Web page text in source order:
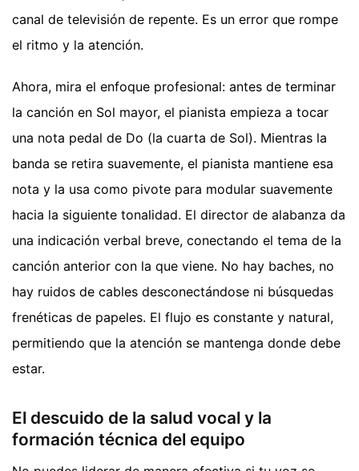
canal de televisión de repente. Es un error que rompe
el ritmo y la atención.
Ahora, mira el enfoque profesional: antes de terminar
la canción en Sol mayor, el pianista empieza a tocar
una nota pedal de Do (la cuarta de Sol). Mientras la
banda se retira suavemente, el pianista mantiene esa
nota y la usa como pivote para modular suavemente
hacia la siguiente tonalidad. El director de alabanza da
una indicación verbal breve, conectando el tema de la
canción anterior con la que viene. No hay baches, no
hay ruidos de cables desconectándose ni búsquedas
frenéticas de papeles. El flujo es constante y natural,
permitiendo que la atención se mantenga donde debe
estar.
El descuido de la salud vocal y la
formación técnica del equipo